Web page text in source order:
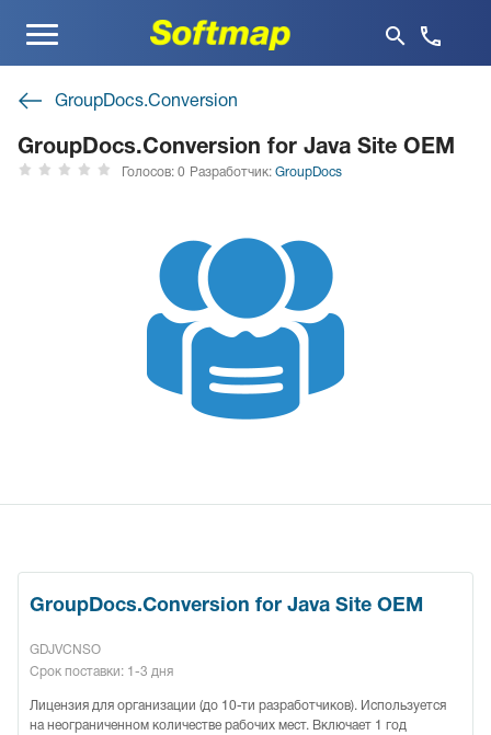
Меню
GroupDocs.Conversion
GroupDocs.Conversion for Java Site OEM
Голосов: 0 Разработчик: GroupDocs
GroupDocs.Conversion for Java Site OEM
GDJVCNSO
Срок поставки: 1-3 дня
Лицензия для организации (до 10-ти разработчиков). Используется
на неограниченном количестве рабочих мест. Включает 1 год